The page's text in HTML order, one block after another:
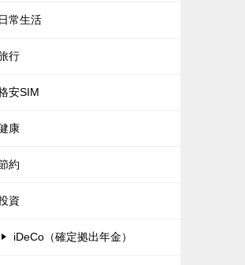
日常生活
行
安SIM
康
約
資
iDeCo（確定拠出年金）